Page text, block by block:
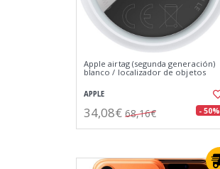
Apple airtag (segunda generación)
blanco / localizador de objetos
APPLE
34,08€ 68,16€ - 50%